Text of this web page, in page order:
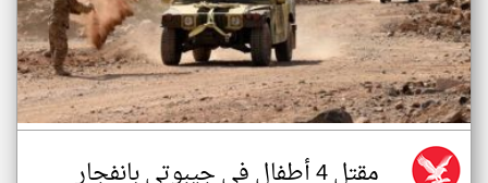
مقتل 4 أطفال في جيبوتي بانفجار